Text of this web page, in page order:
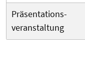
Präsentations­
veranstaltung